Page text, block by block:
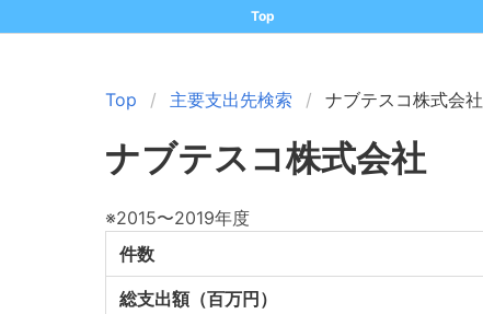
Top
Top 主要支出先検索 ナブテスコ株式会社
ナブテスコ株式会社
※2015〜2019年度
件数
総支出額（百万円）